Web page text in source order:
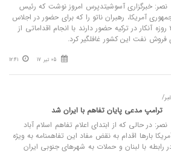
نصر: خبرگزاری آسوشیتدپرس امروز نوشت که رئیس
آمریکا، رهبران ناتو را که برای حضور در اجلاس
۲ روزه آنکار در ترکیه حضور دارند با انجام اقداماتی از
فروش نفت این کشور غافلگیر کرد.
05 تیر 17 12:41
ترامپ مدعی پایان تفاهم با ایران شد
نصر: در حالی که از ابتدای اعلام تفاهم اسلام آباد
بارها اقدام به نقض مفاد این تفاهمنامه به ویژه
رابطه با لبنان و حملات به شهرهای جنوبی ایران